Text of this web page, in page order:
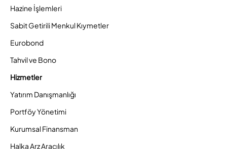
Hazine İşlemleri
Sabit Getirili Menkul Kıymetler
Eurobond
Tahvil ve Bono
Hizmetler
Yatırım Danışmanlığı
Portföy Yönetimi
Kurumsal Finansman
Halka Arz Aracılık